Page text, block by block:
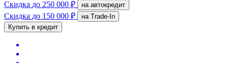
Скидка до 250 000 ₽ на автокредит
Скидка до 150 000 ₽
на Trade-In
Купить в кредит